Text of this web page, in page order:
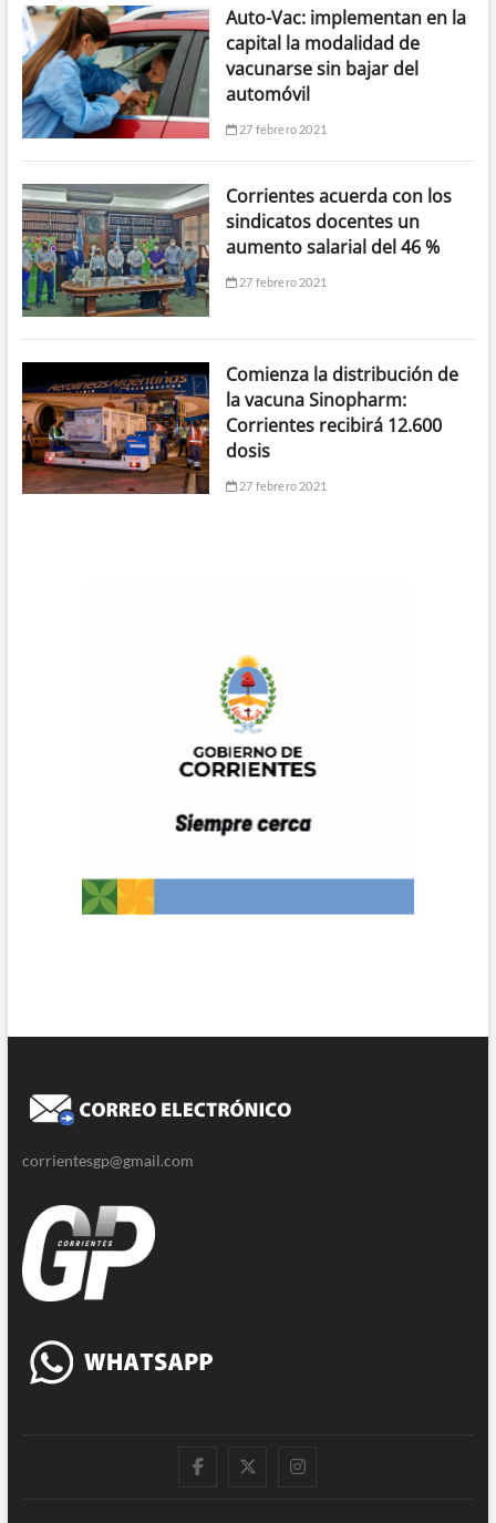
Auto-Vac: implementan en la
capital la modalidad de
vacunarse sin bajar del
automóvil
27 febrero 2021
Corrientes acuerda con los
sindicatos docentes un
aumento salarial del 46 %
27 febrero 2021
Comienza la distribución de
la vacuna Sinopharm:
Corrientes recibirá 12.600
dosis
27 febrero 2021
corrientesgp@gmail.com
| TwitterInstagram